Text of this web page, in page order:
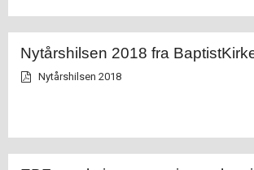
Nytårshilsen 2018 fra
Nytårshilsen 2018